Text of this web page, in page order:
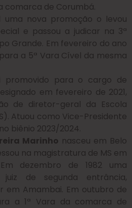
comarca de Corumbá.
uma nova promoção o levou
e passou a judicar na 3ª
Grande. Em fevereiro do ano
a 5ª Vara Cível da mesma
promovido para o cargo de
em fevereiro de 2021,
de diretor-geral da Escola
Atuou como Vice-Presidente
biênio 2023/2024.
Marinho nasceu em Belo
na magistratura de MS em
dezembro de 1982 uma
de segunda entrância,
em Amambai. Em outubro de
a 1ª Vara da comarca de